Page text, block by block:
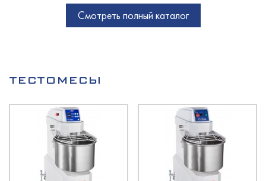
Смотреть полный каталог
ТЕСТОМЕСЫ